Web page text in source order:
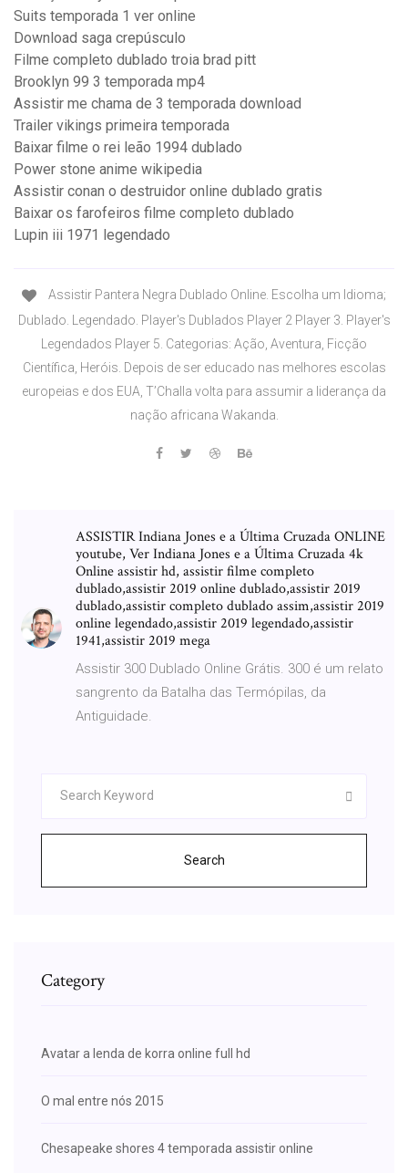
Suits temporada 1 ver online
Download saga crepúsculo
Filme completo dublado troia brad pitt
Brooklyn 99 3 temporada mp4
Assistir me chama de 3 temporada download
Trailer vikings primeira temporada
Baixar filme o rei leão 1994 dublado
Power stone anime wikipedia
Assistir conan o destruidor online dublado gratis
Baixar os farofeiros filme completo dublado
Lupin iii 1971 legendado
Assistir Pantera Negra Dublado Online. Escolha um Idioma;
Dublado. Legendado. Player's Dublados Player 2 Player 3. Player's
Legendados Player 5. Categorias: Ação, Aventura, Ficção
Científica, Heróis. Depois de ser educado nas melhores escolas
europeias e dos EUA, T’Challa volta para assumir a liderança da
nação africana Wakanda.
ASSISTIR Indiana Jones e a Última Cruzada ONLINE
youtube, Ver Indiana Jones e a Última Cruzada 4k
Online assistir hd, assistir filme completo
dublado,assistir 2019 online dublado,assistir 2019
dublado,assistir completo dublado assim,assistir 2019
online legendado,assistir 2019 legendado,assistir
1941,assistir 2019 mega
Assistir 300 Dublado Online Grátis. 300 é um relato
sangrento da Batalha das Termópilas, da
Antiguidade.
Search
Category
Avatar a lenda de korra online full hd
O mal entre nós 2015
Chesapeake shores 4 temporada assistir online